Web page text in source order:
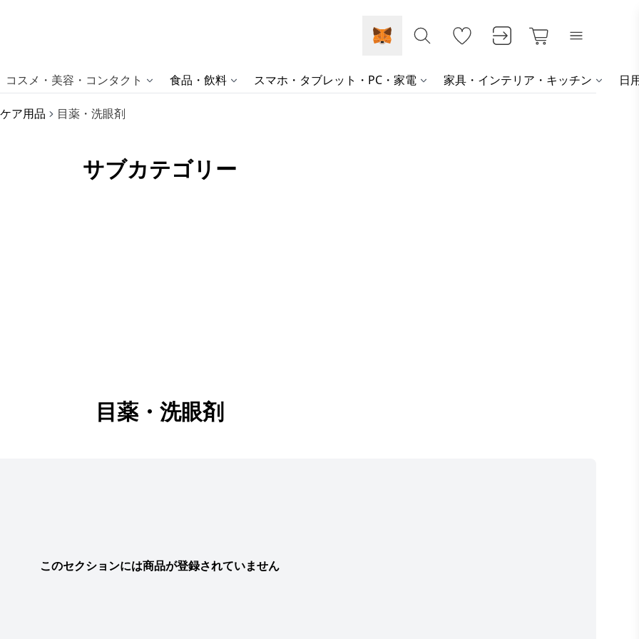
コスメ・美容・コンタクト 食品・飲料 スマホ・タブレット・PC・家電 家具・インテリア・キッチン 日
ア用品 目薬・洗眼剤
サブカテゴリー
目薬・洗眼剤
このセクションには商品が登録されていません